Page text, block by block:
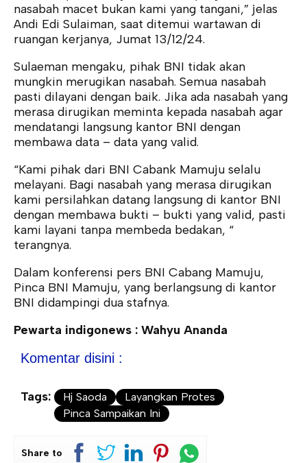
nasabah macet bukan kami yang tangani,” jelas
Andi Edi Sulaiman, saat ditemui wartawan di
ruangan kerjanya, Jumat 13/12/24.
Sulaeman mengaku, pihak BNI tidak akan
mungkin merugikan nasabah. Semua nasabah
pasti dilayani dengan baik. Jika ada nasabah yang
merasa dirugikan meminta kepada nasabah agar
mendatangi langsung kantor BNI dengan
membawa data – data yang valid.
“Kami pihak dari BNI Cabank Mamuju selalu
melayani. Bagi nasabah yang merasa dirugikan
kami persilahkan datang langsung di kantor BNI
dengan membawa bukti – bukti yang valid, pasti
kami layani tanpa membeda bedakan, “
terangnya.
Dalam konferensi pers BNI Cabang Mamuju,
Pinca BNI Mamuju, yang berlangsung di kantor
BNI didampingi dua stafnya.
Pewarta indigonews : Wahyu Ananda
Komentar disini :
Tags: Hj Saoda
Layangkan Protes
Pinca Sampaikan Ini
Share to